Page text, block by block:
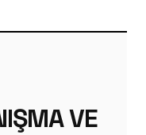
VE